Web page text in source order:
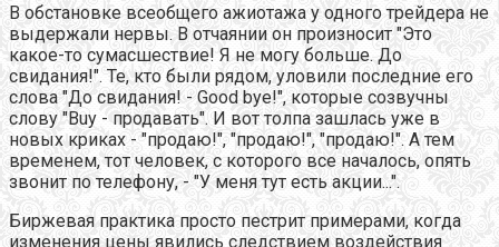
В обстановке всеобщего ажиотажа у одного трейдера не
выдержали нервы. В отчаянии он произносит "Это
какое-то сумасшествие! Я не могу больше. До
свидания!". Те, кто были рядом, уловили последние его
слова "До свидания! - Good bye!", которые созвучны
слову "Buy - продавать". И вот толпа зашлась уже в
новых криках - "продаю!", "продаю!", "продаю!". А тем
временем, тот человек, с которого все началось, опять
звонит по телефону, - "У меня тут есть акции...".
Биржевая практика просто пестрит примерами, когда
изменения цены явились следствием воздействия